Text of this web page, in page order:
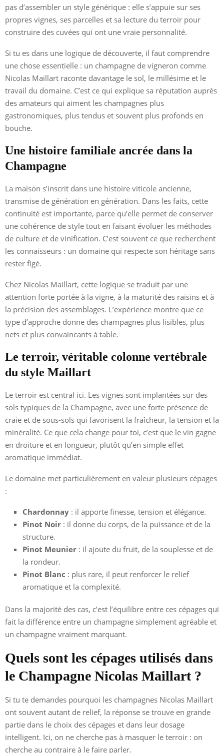
pas d’assembler un style générique : elle s’appuie sur ses
propres vignes, ses parcelles et sa lecture du terroir pour
construire des cuvées qui ont une vraie personnalité.
Si tu es dans une logique de découverte, il faut comprendre
une chose essentielle : un champagne de vigneron comme
Nicolas Maillart raconte davantage le sol, le millésime et le
travail du domaine. C’est ce qui explique sa réputation auprès
des amateurs qui aiment les champagnes plus
gastronomiques, plus tendus et souvent plus profonds en
bouche.
Une histoire familiale ancrée dans la
Champagne
La maison s’inscrit dans une histoire viticole ancienne,
transmise de génération en génération. Dans les faits, cette
continuité est importante, parce qu’elle permet de conserver
une cohérence de style tout en faisant évoluer les méthodes
de culture et de vinification. C’est souvent ce que recherchent
les connaisseurs : un domaine qui respecte son héritage sans
rester figé.
Chez Nicolas Maillart, cette logique se traduit par une
attention forte portée à la vigne, à la maturité des raisins et à
la précision des assemblages. L’expérience montre que ce
type d’approche donne des champagnes plus lisibles, plus
nets et plus convaincants à table.
Le terroir, véritable colonne vertébrale
du style Maillart
Le terroir est central ici. Les vignes sont implantées sur des
sols typiques de la Champagne, avec une forte présence de
craie et de sous-sols qui favorisent la fraîcheur, la tension et la
minéralité. Ce que cela change pour toi, c’est que le vin gagne
en droiture et en longueur, plutôt qu’en simple effet
aromatique immédiat.
Le domaine met particulièrement en valeur plusieurs cépages
:
Chardonnay : il apporte finesse, tension et élégance.
Pinot Noir : il donne du corps, de la puissance et de la
structure.
Pinot Meunier : il ajoute du fruit, de la souplesse et de
la rondeur.
Pinot Blanc : plus rare, il peut renforcer le relief
aromatique et la complexité.
Dans la majorité des cas, c’est l’équilibre entre ces cépages qui
fait la différence entre un champagne simplement agréable et
un champagne vraiment marquant.
Quels sont les cépages utilisés dans
le Champagne Nicolas Maillart ?
Si tu te demandes pourquoi les champagnes Nicolas Maillart
ont souvent autant de relief, la réponse se trouve en grande
partie dans le choix des cépages et dans leur dosage
intelligent. Ici, on ne cherche pas à masquer le terroir : on
cherche au contraire à le faire parler.